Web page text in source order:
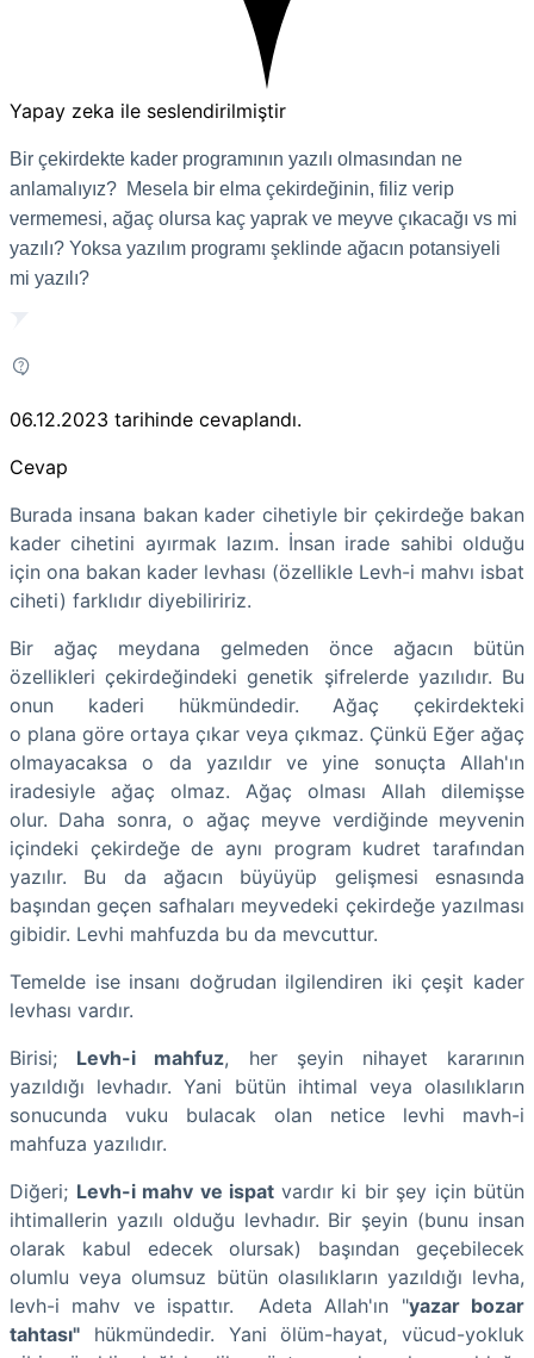
Yapay zeka ile seslendirilmiştir
Bir çekirdekte kader programının yazılı olmasından ne
anlamalıyız? Mesela bir elma çekirdeğinin, filiz verip
vermemesi, ağaç olursa kaç yaprak ve meyve çıkacağı vs mi
yazılı? Yoksa yazılım programı şeklinde ağacın potansiyeli
mi yazılı?
06.12.2023 tarihinde cevaplandı.
Cevap
Burada insana bakan kader cihetiyle bir çekirdeğe bakan
kader cihetini ayırmak lazım. İnsan irade sahibi olduğu
için ona bakan kader levhası (özellikle Levh-i mahvı isbat
ciheti) farklıdır diyebiliririz.
Bir ağaç meydana gelmeden önce ağacın bütün
özellikleri çekirdeğindeki genetik şifrelerde yazılıdır. Bu
onun kaderi hükmündedir. Ağaç çekirdekteki
o plana göre ortaya çıkar veya çıkmaz. Çünkü Eğer ağaç
olmayacaksa o da yazıldır ve yine sonuçta Allah'ın
iradesiyle ağaç olmaz. Ağaç olması Allah dilemişse
olur. Daha sonra, o ağaç meyve verdiğinde meyvenin
içindeki çekirdeğe de aynı program kudret tarafından
yazılır. Bu da ağacın büyüyüp gelişmesi esnasında
başından geçen safhaları meyvedeki çekirdeğe yazılması
gibidir. Levhi mahfuzda bu da mevcuttur.
Temelde ise insanı doğrudan ilgilendiren iki çeşit kader
levhası vardır.
Birisi; Levh-i mahfuz, her şeyin nihayet kararının
yazıldığı levhadır. Yani bütün ihtimal veya olasılıkların
sonucunda vuku bulacak olan netice levhi mavh-i
mahfuza yazılıdır.
Diğeri; Levh-i mahv ve ispat vardır ki bir şey için bütün
ihtimallerin yazılı olduğu levhadır. Bir şeyin (bunu insan
olarak kabul edecek olursak) başından geçebilecek
olumlu veya olumsuz bütün olasılıkların yazıldığı levha,
levh-i mahv ve ispattır. Adeta Allah'ın "yazar bozar
tahtası" hükmündedir. Yani ölüm-hayat, vücud-yokluk